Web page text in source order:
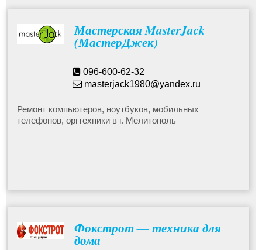
Мастерская MasterJack
(МастерДжек)
096-600-62-32
masterjack1980@yandex.ru
Ремонт компьютеров, ноутбуков, мобильных
телефонов, оргтехники в г. Мелитополь
Фокстрот — техника для
дома